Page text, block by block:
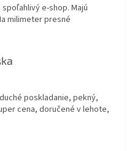
e-shop. Majú
milimeter presné
5 z 5 hviezdičiek.
poskladanie, pekný,
cena, doručené v lehote,